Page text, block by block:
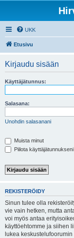
UKK
Etusivu
Kirjaudu sisään
Käyttäjätunnus:
Salasana:
Unohdin salasanani
Muista minut
Piilota
REKISTERÖIDY
Sinun tulee olla
vie vain hetken, mutta
voi myös antaa
käyttöehtomme ja siihen
lukea keskustelufoorumin